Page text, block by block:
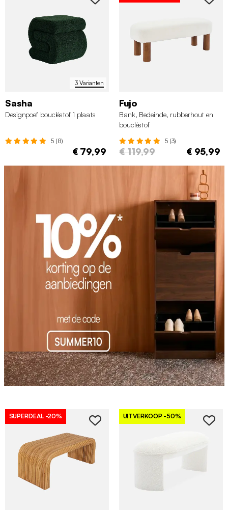
3 Varianten
Sasha
Designpoef boucléstof 1 plaats
5 (8)
€ 79,99
Fujo
Bank, Bedeinde, rubberhout en
boucléstof
5 (3)
€ 119,99 € 95,99
SUPERDEAL -20% UITVERKOOP -50%